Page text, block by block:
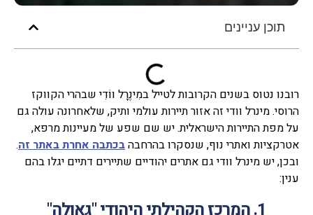
תוכן עניינים
רובנו נטוס בשנים הקרובות לטייל במִינֶרָל ווֹדִי שבהרי הקווקז
הרוסי. מינרל וודי זה אזור תיירות עולמי ותיק, שלאחרונה עולה גם
על מפת התיירות הישראלית. יש שם שפע של מעיינות מרפא,
אטרקציות ואתרי נוף, שנסקרו בהרחבהבכתבה אחרת באתר זה.
ובכן, יש מינרל וודי גם אתרים יהודיים שתיירים דתיים יגלו בהם
ענין: